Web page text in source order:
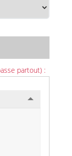
partout) :